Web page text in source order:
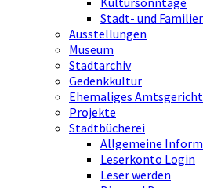
Stadt- und
Ausstellungen
Museum
Stadtarchiv
Gedenkkultur
Ehemaliges Amtsgericht
Projekte
Stadtbücherei
Allgemeine
Leserkonto Login
Leser werden